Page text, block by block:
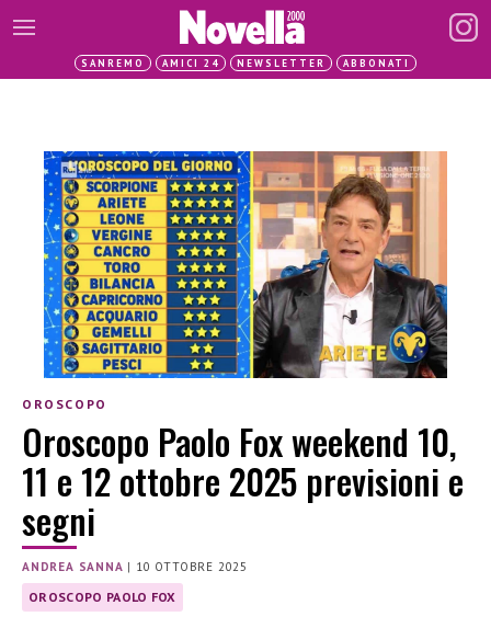
SANREMO AMICI 24 NEWSLETTER ABBONATI
OROSCOPO
Oroscopo Paolo Fox weekend 10,
11 e 12 ottobre 2025 previsioni e
segni
ANDREA SANNA | 10 OTTOBRE 2025
OROSCOPO PAOLO FOX